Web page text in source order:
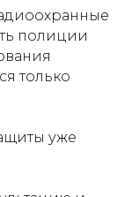
полиции
только
уже